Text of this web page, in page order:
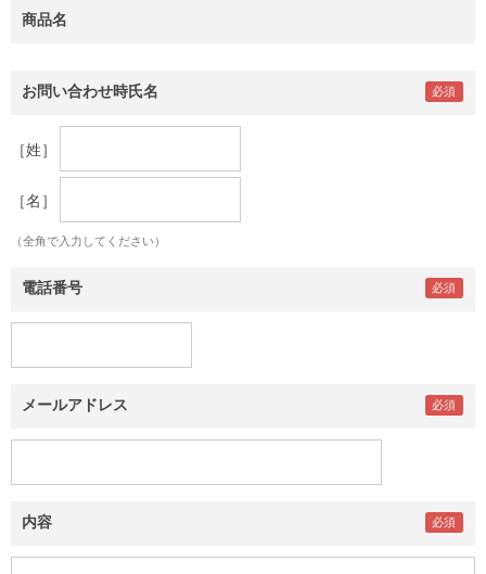
商品名
お問い合わせ時氏名
［姓］
［名］
（全角で入力してください）
電話番号
メールアドレス
内容